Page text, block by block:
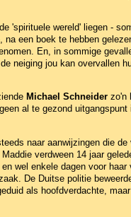
'spirituele wereld' liegen -
een boek te hebben
En, in sommige
neiging jou kan overvallen
Michael Schneider zo'n
al te gezond
naar aanwijzingen die
verdween 14 jaar
wel enkele dagen voor haar
De Duitse politie
als hoofdverdachte,